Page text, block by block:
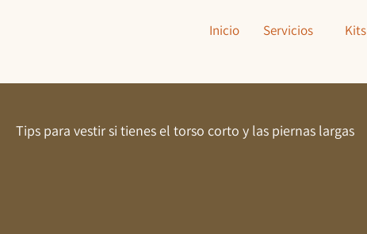
Inicio Servicios Kits
Tips para vestir si tienes el torso corto y las piernas largas